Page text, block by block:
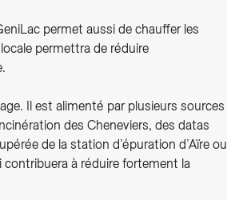
permet aussi de chauffer les
permettra de réduire
Il est alimenté par plusieurs sources
des Cheneviers, des datas
de la station d’épuration d’Aïre ou
à réduire fortement la